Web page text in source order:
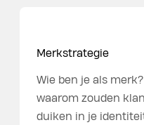
Merkstrategie
Wie ben je als
waarom zouden
duiken in je